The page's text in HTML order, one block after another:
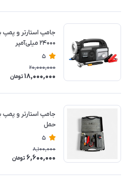
۲۴۰۰۰ میلی‌آمپر
5
20,000,000
18,000,000 تومان
حمل
5
8,100,000
6,600,000 تومان